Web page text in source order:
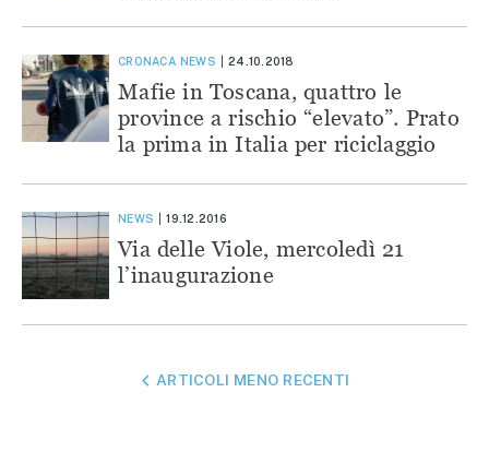
CRONACA NEWS 24.10.2018
Mafie in Toscana, quattro le
province a rischio “elevato”. Prato
la prima in Italia per riciclaggio
NEWS 19.12.2016
Via delle Viole, mercoledì 21
l’inaugurazione
NAVIGAZIONEARTICOLI MENO RECENTI